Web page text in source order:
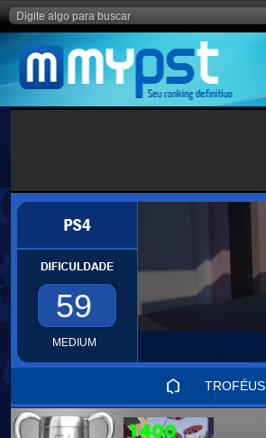
59
MEDIUM
TROFÉUS